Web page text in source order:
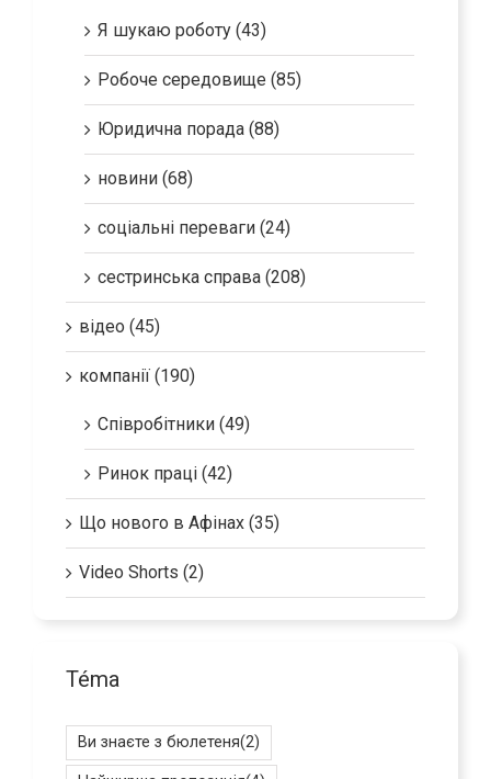
Я шукаю роботу (43)
Робоче середовище (85)
Юридична порада (88)
новини (68)
соціальні переваги (24)
сестринська справа (208)
відео (45)
Співробітники (49)
Ринок праці (42)
Що нового в Афінах (35)
Video Shorts (2)
Ви знаєте з бюлетеня(2)